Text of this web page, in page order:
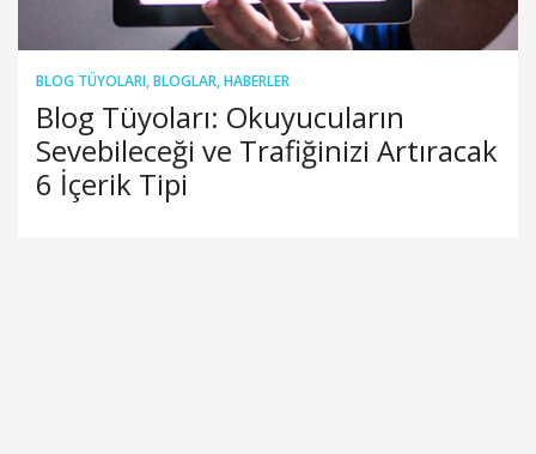
BLOG TÜYOLARI,BLOGLAR,HABERLER
Blog Tüyoları: Okuyucuların
Sevebileceği ve Trafiğinizi Artıracak
6 İçerik Tipi